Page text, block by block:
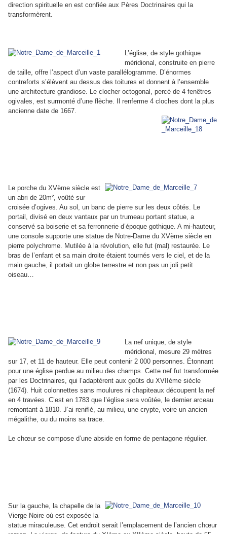
direction spirituelle en est confiée aux Pères Doctrinaires qui la
transformèrent.
L’église, de style gothique
méridional, construite en pierre
de taille, offre l’aspect d’un vaste parallélogramme. D’énormes
contreforts s’élèvent au dessus des toitures et donnent à l’ensemble
une architecture grandiose. Le clocher octogonal, percé de 4 fenêtres
ogivales, est surmonté d’une flèche. Il renferme 4 cloches dont la plus
ancienne date de 1667.
Le porche du XVème siècle est
un abri de 20m², voûté sur
croisée d’ogives. Au sol, un banc de pierre sur les deux côtés. Le
portail, divisé en deux vantaux par un trumeau portant statue, a
conservé sa boiserie et sa ferronnerie d’époque gothique. A mi-hauteur,
une console supporte une statue de Notre-Dame du XVème siècle en
pierre polychrome. Mutilée à la révolution, elle fut (mal) restaurée. Le
bras de l’enfant et sa main droite étaient tournés vers le ciel, et de la
main gauche, il portait un globe terrestre et non pas un joli petit
oiseau…
La nef unique, de style
méridional, mesure 29 mètres
sur 17, et 11 de hauteur. Elle peut contenir 2 000 personnes. Étonnant
pour une église perdue au milieu des champs. Cette nef fut transformée
par les Doctrinaires, qui l’adaptèrent aux goûts du XVIIème siècle
(1674). Huit colonnettes sans moulures ni chapiteaux découpent la nef
en 4 travées. C’est en 1783 que l’église sera voûtée, le dernier arceau
remontant à 1810. J’ai reniflé, au milieu, une crypte, voire un ancien
mégalithe, ou du moins sa trace.
Le chœur se compose d’une abside en forme de pentagone régulier.
Sur la gauche, la chapelle de la
Vierge Noire où est exposée la
statue miraculeuse. Cet endroit serait l’emplacement de l’ancien chœur